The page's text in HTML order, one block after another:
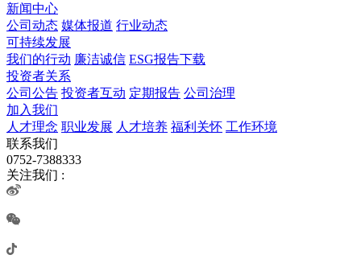
新闻中心
公司动态 媒体报道 行业动态
可持续发展
我们的行动 廉洁诚信 ESG报告下载
投资者关系
公司公告 投资者互动 定期报告 公司治理
加入我们
人才理念 职业发展 人才培养 福利关怀 工作环境
联系我们
0752-7388333
关注我们 :